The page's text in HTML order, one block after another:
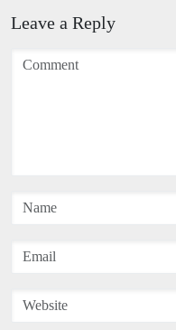
Leave a Reply